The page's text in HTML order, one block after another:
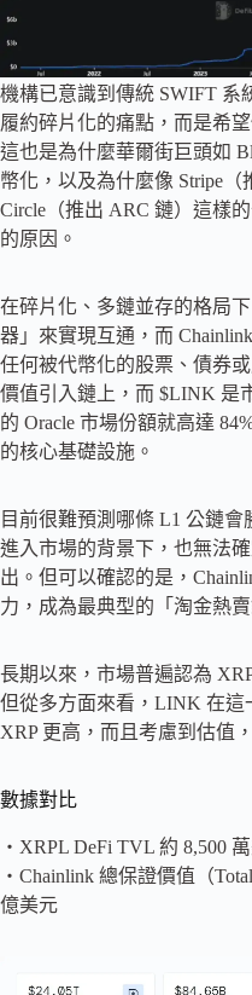
機構已意識到傳統 SWIFT 系
履約碎片化的痛點，而是希
這也是為什麼華爾街巨頭如
幣化，以及為什麼像 Stripe（
Circle（推出 ARC 鏈）這樣
的原因。
在碎片化、多鏈並存的格局
器」來實現互通，而
任何被代幣化的股票、債券
價值引入鏈上，而 $LINK 是
的 Oracle 市場份額就高達
的核心基礎設施。
目前很難預測哪條 L1 公鏈
進入市場的背景下，也無法
出。但可以確認的是，
力，成為最典型的「淘金熱
長期以來，市場普遍認為
但從多方面來看，LINK 在這
XRP 更高，而且考慮到估值
數據對比
・XRPL DeFi TVL 約 8,500
・Chainlink 總保證價值（
億美元